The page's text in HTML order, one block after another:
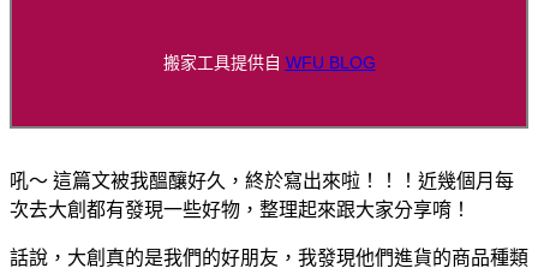
搬家工具提供自 WFU BLOG
吼～ 這篇文被我醞釀好久，終於寫出來啦！！！近幾個月每
次去大創都有發現一些好物，整理起來跟大家分享唷！
話說，大創真的是我們的好朋友，我發現他們進貨的商品種類